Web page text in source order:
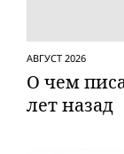
АВГУСТ 2026
О чем
лет назад